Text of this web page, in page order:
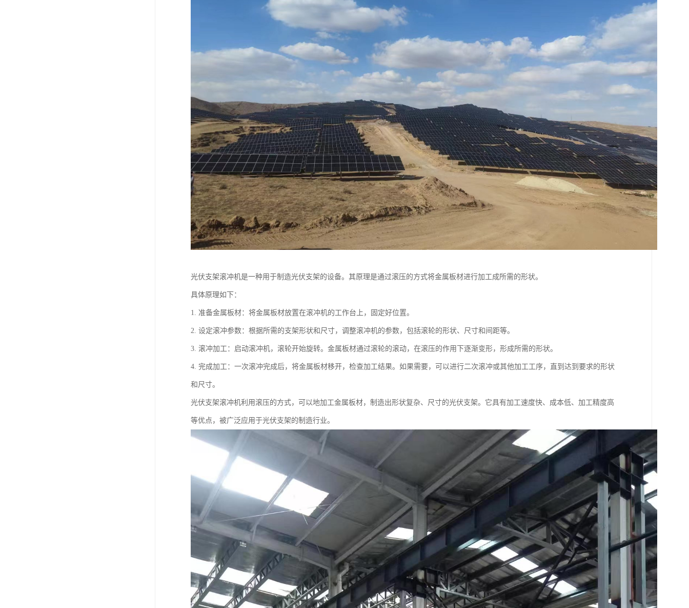
光伏支架滚冲机是一种用于制造光伏支架的设备。其原理是通过滚压的方式将金属板材进行加工成所需的形状。
具体原理如下：
1. 准备金属板材：将金属板材放置在滚冲机的工作台上，固定好位置。
2. 设定滚冲参数：根据所需的支架形状和尺寸，调整滚冲机的参数，包括滚轮的形状、尺寸和间距等。
3. 滚冲加工：启动滚冲机，滚轮开始旋转。金属板材通过滚轮的滚动，在滚压的作用下逐渐变形，形成所需的形状。
4. 完成加工：一次滚冲完成后，将金属板材移开，检查加工结果。如果需要，可以进行二次滚冲或其他加工工序，直到达到要求的形状
和尺寸。
光伏支架滚冲机利用滚压的方式，可以地加工金属板材，制造出形状复杂、尺寸的光伏支架。它具有加工速度快、成本低、加工精度高
等优点，被广泛应用于光伏支架的制造行业。